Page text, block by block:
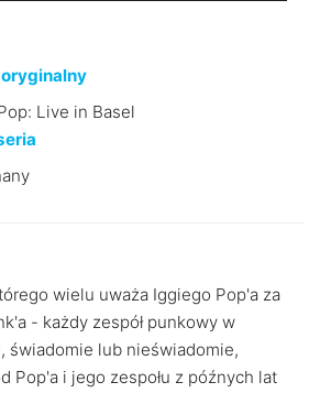
Live in Basel
wielu uważa Iggiego Pop'a za
- każdy zespół punkowy w
świadomie lub nieświadomie,
Pop'a i jego zespołu z późnych lat